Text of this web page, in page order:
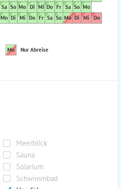
Sa So Mo Di Mi Do Fr Sa So Mo
Mo Di Mi Do Fr Sa So Mo Di Mi Do
Mo Nur Abreise
Meerblick
Sauna
Solarium
Schwimmbad